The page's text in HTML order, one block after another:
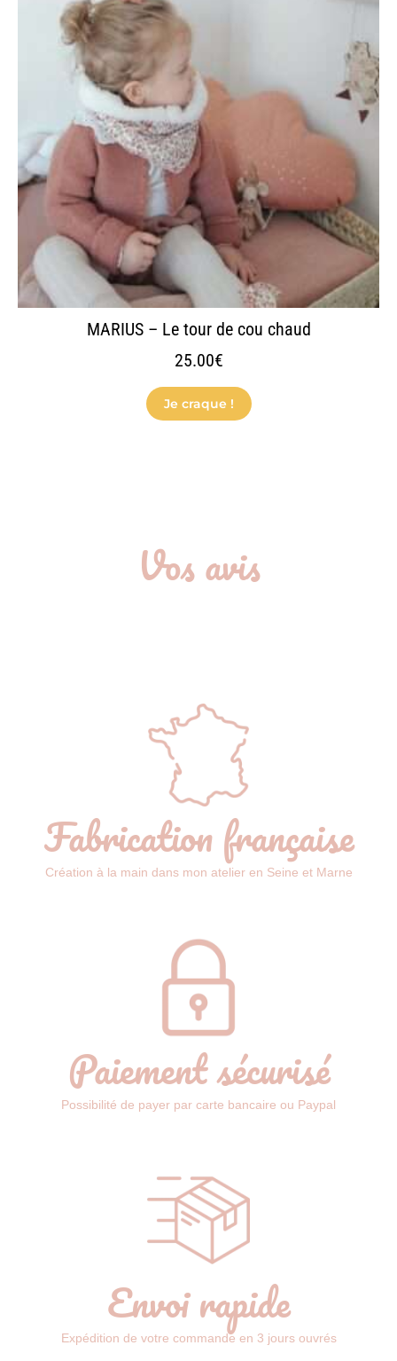
MARIUS – Le tour de cou chaud
25.00€
Je craque !
options
peuvent
sur
la
page
du
Vos avis
Fabrication française
Création à la main dans mon atelier en Seine et Marne
Paiement sécurisé
Possibilité de payer par carte bancaire ou Paypal
Envoi rapide
Expédition de votre commande en 3 jours ouvrés